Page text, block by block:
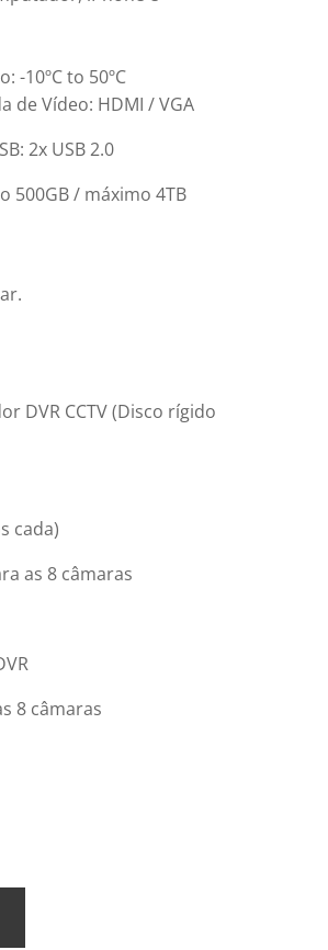
-10ºC to 50ºC
de Vídeo: HDMI / VGA
2x USB 2.0
500GB / máximo 4TB
DVR CCTV (Disco rígido
cada)
as 8 câmaras
8 câmaras